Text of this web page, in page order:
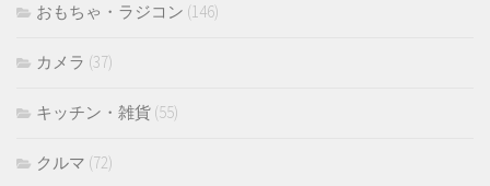
おもちゃ・ラジコン (146)
カメラ (37)
キッチン・雑貨 (55)
クルマ (72)